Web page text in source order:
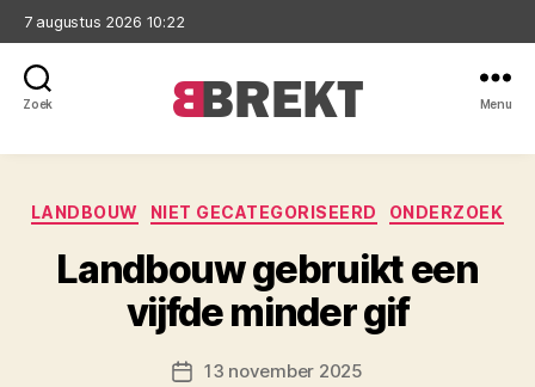
7 augustus 2026 10:22
Zoek Menu
Categorieën
LANDBOUW NIET GECATEGORISEERD ONDERZOEK
Landbouw gebruikt een
vijfde minder gif
Berichtdatum
13 november 2025